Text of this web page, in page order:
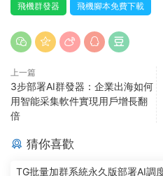
飛機群發器
飛機腳本免費下載
上一篇
3步部署AI群發器：企業出海如何
用智能采集軟件實現用戶增長翻
倍
猜你喜歡
TG批量加群系統永久版部署AI調